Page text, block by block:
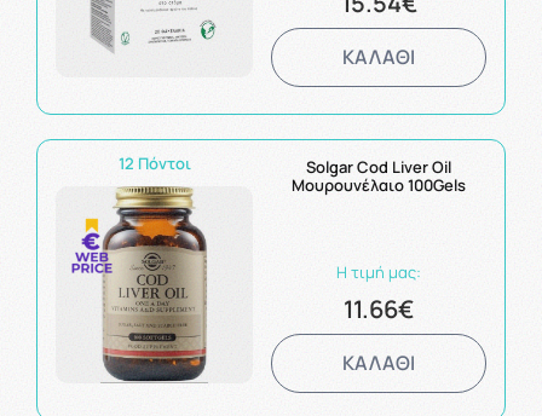
ΚΑΛΑΘΙ
12 Πόντοι
Solgar Cod Liver Oil
Μουρουνέλαιο 100Gels
Η τιμή μας:
11.66€
ΚΑΛΑΘΙ